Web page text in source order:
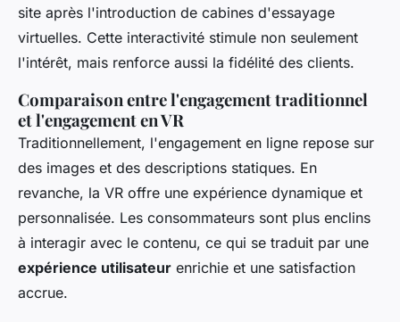
site après l'introduction de cabines d'essayage
virtuelles. Cette interactivité stimule non seulement
l'intérêt, mais renforce aussi la fidélité des clients.
Comparaison entre l'engagement traditionnel
et l'engagement en VR
Traditionnellement, l'engagement en ligne repose sur
des images et des descriptions statiques. En
revanche, la VR offre une expérience dynamique et
personnalisée. Les consommateurs sont plus enclins
à interagir avec le contenu, ce qui se traduit par une
expérience utilisateur enrichie et une satisfaction
accrue.